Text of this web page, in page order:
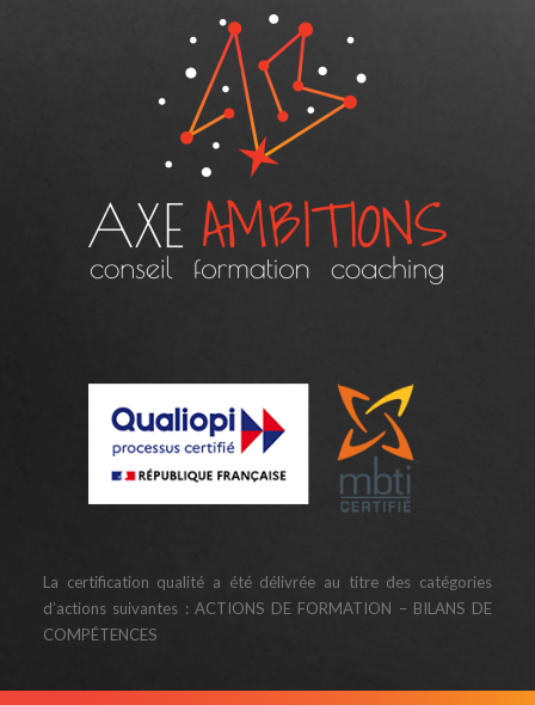
La certification qualité a été délivrée au titre des catégories
d’actions suivantes : ACTIONS DE FORMATION – BILANS DE
COMPÉTENCES